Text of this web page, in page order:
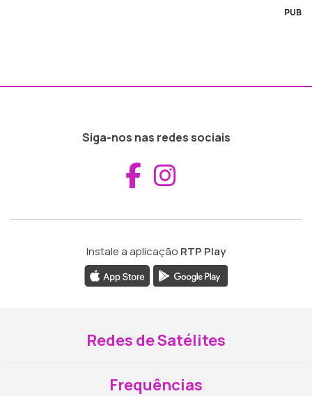
PUB
Siga-nos nas redes sociais
Aceder ao
Instale a aplicação RTP Play
Redes de Satélites
Frequências